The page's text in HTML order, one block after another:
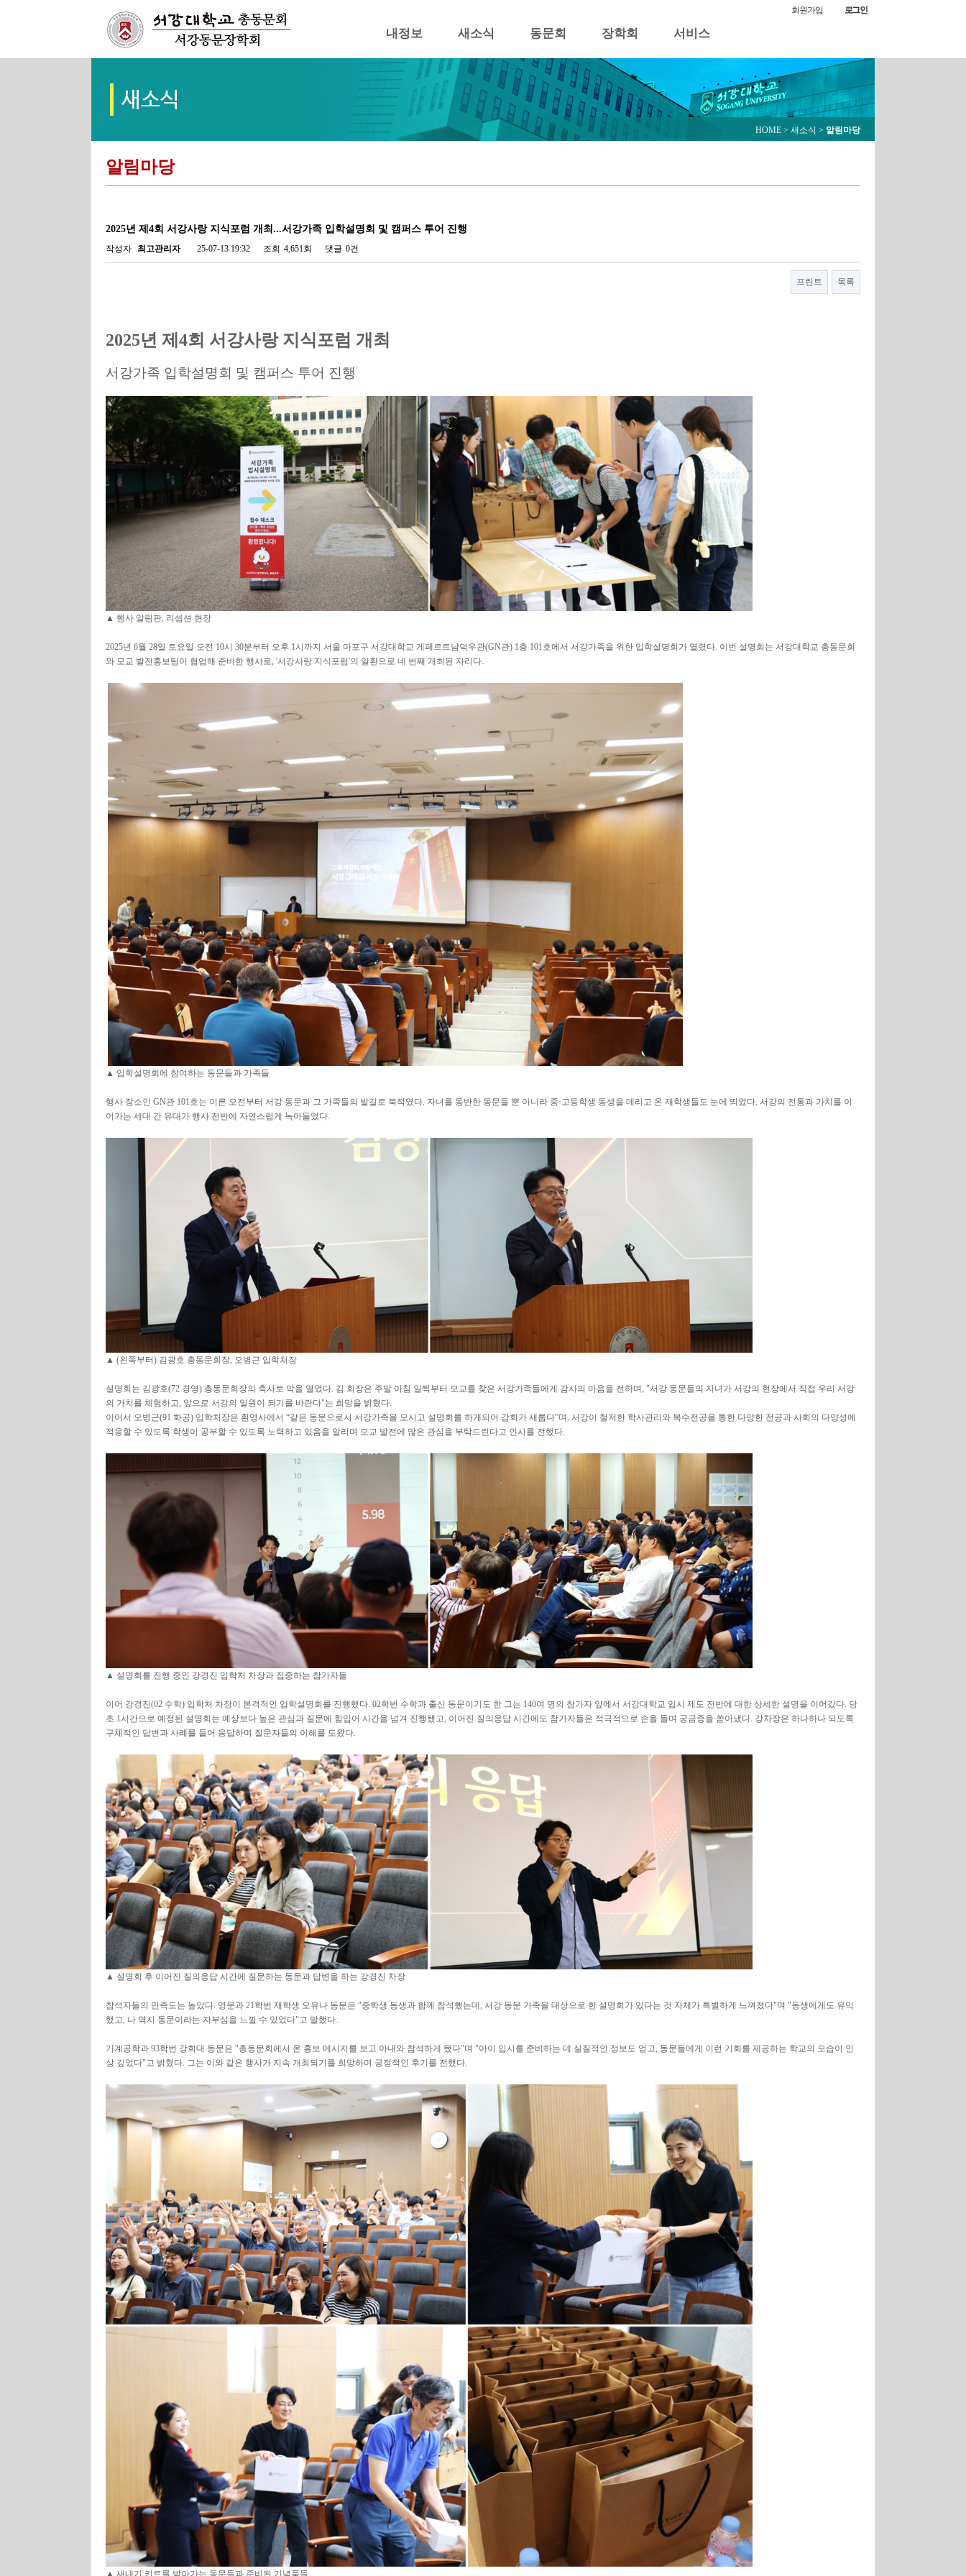
내정보 새소식 동문회 장학회 서비스
회원가입 로그인
HOME > 새소식 > 알림마당
알림마당
2025년 제4회 서강사랑 지식포럼 개최...서강가족 입학설명회 및 캠퍼스 투어 진행
작성자 최고관리자 25-07-13 19:32 조회 4,651회 댓글 0건
프린트 목록
2025년 제4회 서강사랑 지식포럼 개최
서강가족 입학설명회 및 캠퍼스 투어 진행
▲ 행사 알림판, 리셉션 현장
2025년 6월 28일 토요일 오전 10시 30분부터 오후 1시까지 서울 마포구 서강대학교 게페르트남덕우관(GN관) 1층 101호에서 서강가족을 위한 입학설명회가 열렸다. 이번 설명회는 서강대학교 총동문회
와 모교 발전홍보팀이 협업해 준비한 행사로, '서강사랑 지식포럼'의 일환으로 네 번째 개최된 자리다.
▲ 입학설명회에 참여하는 동문들과 가족들
행사 장소인 GN관 101호는 이른 오전부터 서강 동문과 그 가족들의 발길로 북적였다. 자녀를 동반한 동문들 뿐 아니라 중·고등학생 동생을 데리고 온 재학생들도 눈에 띄었다. 서강의 전통과 가치를 이
어가는 세대 간 유대가 행사 전반에 자연스럽게 녹아들었다.
▲ (왼쪽부터) 김광호 총동문회장, 오병근 입학처장
설명회는 김광호(72 경영) 총동문회장의 축사로 막을 열었다. 김 회장은 주말 아침 일찍부터 모교를 찾은 서강가족들에게 감사의 마음을 전하며, "서강 동문들의 자녀가 서강의 현장에서 직접 우리 서강
의 가치를 체험하고, 앞으로 서강의 일원이 되기를 바란다"는 희망을 밝혔다.
이어서 오병근(91 화공) 입학처장은 환영사에서 “같은 동문으로서 서강가족을 모시고 설명회를 하게되어 감회가 새롭다”며, 서강이 철저한 학사관리와 복수전공을 통한 다양한 전공과 사회의 다양성에
적응할 수 있도록 학생이 공부할 수 있도록 노력하고 있음을 알리며 모교 발전에 많은 관심을 부탁드린다고 인사를 전했다.
▲ 설명회를 진행 중인 강경진 입학처 차장과 집중하는 참가자들
이어 강경진(02 수학) 입학처 차장이 본격적인 입학설명회를 진행했다. 02학번 수학과 출신 동문이기도 한 그는 140여 명의 참가자 앞에서 서강대학교 입시 제도 전반에 대한 상세한 설명을 이어갔다. 당
초 1시간으로 예정된 설명회는 예상보다 높은 관심과 질문에 힘입어 시간을 넘겨 진행됐고, 이어진 질의응답 시간에도 참가자들은 적극적으로 손을 들며 궁금증을 쏟아냈다. 강차장은 하나하나 되도록
구체적인 답변과 사례를 들어 응답하며 질문자들의 이해를 도왔다.
▲ 설명회 후 이어진 질의응답 시간에 질문하는 동문과 답변을 하는 강경진 차장
참석자들의 만족도는 높았다. 영문과 21학번 재학생 오유나 동문은 "중학생 동생과 함께 참석했는데, 서강 동문 가족을 대상으로 한 설명회가 있다는 것 자체가 특별하게 느껴졌다"며 "동생에게도 유익
했고, 나 역시 동문이라는 자부심을 느낄 수 있었다"고 말했다.
기계공학과 93학번 강희대 동문은 "총동문회에서 온 홍보 메시지를 보고 아내와 참석하게 됐다"며 "아이 입시를 준비하는 데 실질적인 정보도 얻고, 동문들에게 이런 기회를 제공하는 학교의 모습이 인
상 깊었다"고 밝혔다. 그는 이와 같은 행사가 지속 개최되기를 희망하며 긍정적인 후기를 전했다.
▲ 새내기 키트를 받아가는 동문들과 준비된 기념품들